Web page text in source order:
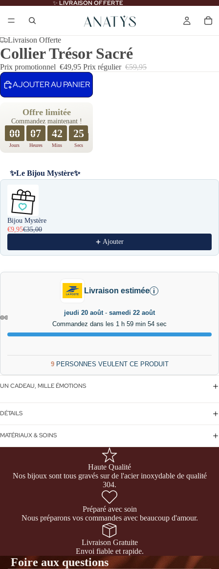
✨LIVRAISON OFFERTE
Livraison Offerte
Collier Trésor Sacré
Prix promotionnel €49,95 Prix régulier €59,95
AJOUTER AU PANIER
Offre limitée
Commandez maintenant !
00 07 42 24
Jours Heures Mins Secs
✨Le Bijou Mystère✨
Use the Previous and Next buttons to navigate through product
Bijou Mystère
€9,95€35,00
Ajouter
Livraison estimée i
jeudi 20 août - samedi 22 août
Commandez dans les 1 h 59 min 54 sec
9PERSONNES VEULENT CE PRODUIT
UN CADEAU, MILLE ÉMOTIONS
DÉTAILS
MATÉRIAUX & SOINS
Haute Qualité
Nos bijoux sont tous gravés sur de l'acier inoxydable de qualité
304.
Préparé avec soin
Nous préparons vos commandes avec beaucoup d'amour.
Livraison Gratuite
Envoi fiable et rapide.
Foire aux questions